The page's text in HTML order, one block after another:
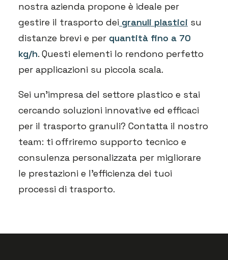
nostra azienda propone è ideale per
gestire il trasporto dei granuli plastici su
distanze brevi e per quantità fino a 70
kg/h. Questi elementi lo rendono perfetto
per applicazioni su piccola scala.
Sei un’impresa del settore plastico e stai
cercando soluzioni innovative ed efficaci
per il trasporto granuli? Contatta il nostro
team: ti offriremo supporto tecnico e
consulenza personalizzata per migliorare
le prestazioni e l’efficienza dei tuoi
processi di trasporto.